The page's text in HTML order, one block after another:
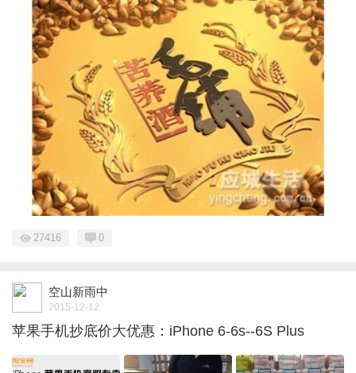
27416 0
空山新雨中
2015-12-12
苹果手机抄底价大优惠：iPhone 6-6s--6S Plus